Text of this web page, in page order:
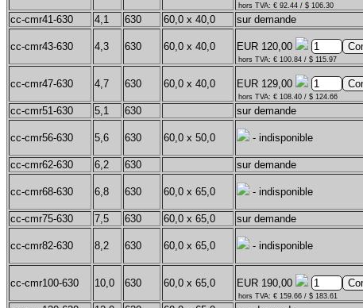
hors TVA: € 92.44 / $ 106.30
cc-cmr41-630 4,1 630 60,0 x 40,0 sur demande
cc-cmr43-630 4,3 630 60,0 x 40,0 EUR 120,00
hors TVA: € 100.84 / $ 115.97
cc-cmr47-630 4,7 630 60,0 x 40,0 EUR 129,00
hors TVA: € 108.40 / $ 124.66
cc-cmr51-630 5,1 630 sur demande
cc-cmr56-630 5,6 630 60,0 x 50,0 - indisponible
cc-cmr62-630 6,2 630 sur demande
cc-cmr68-630 6,8 630 60,0 x 65,0 - indisponible
cc-cmr75-630 7,5 630 60,0 x 65,0 sur demande
cc-cmr82-630 8,2 630 60,0 x 65,0 - indisponible
cc-cmr100-630 10,0 630 60,0 x 65,0 EUR 190,00
hors TVA: € 159.66 / $ 183.61